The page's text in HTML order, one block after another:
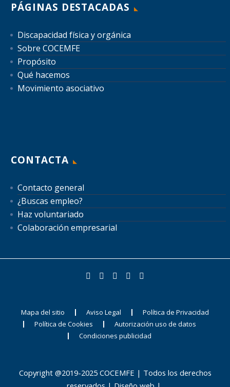
PÁGINAS DESTACADAS
Discapacidad física y orgánica
Sobre COCEMFE
Propósito
Qué hacemos
Movimiento asociativo
CONTACTA
Contacto general
¿Buscas empleo?
Haz voluntariado
Colaboración empresarial
Mapa del sitio Aviso Legal
Política de Privacidad
Política de Cookies
Autorización uso de datos
Condiciones publicidad
Copyright @2019-2025 COCEMFE | Todos los derechos